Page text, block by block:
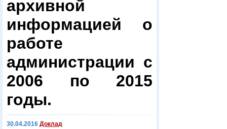
архивной
информацией о
работе
администрации с
2006 по 2015
годы.
30.04.2016 Доклад